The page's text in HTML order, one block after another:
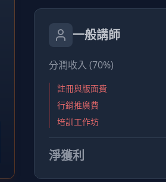
一般講師
分潤收入 (70%)
註冊與版面費
行銷推廣費
培訓工作坊
淨獲利